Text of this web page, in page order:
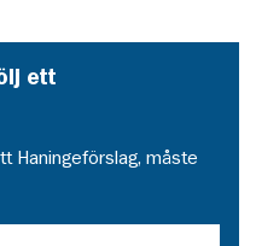
ett
Haningeförslag, måste